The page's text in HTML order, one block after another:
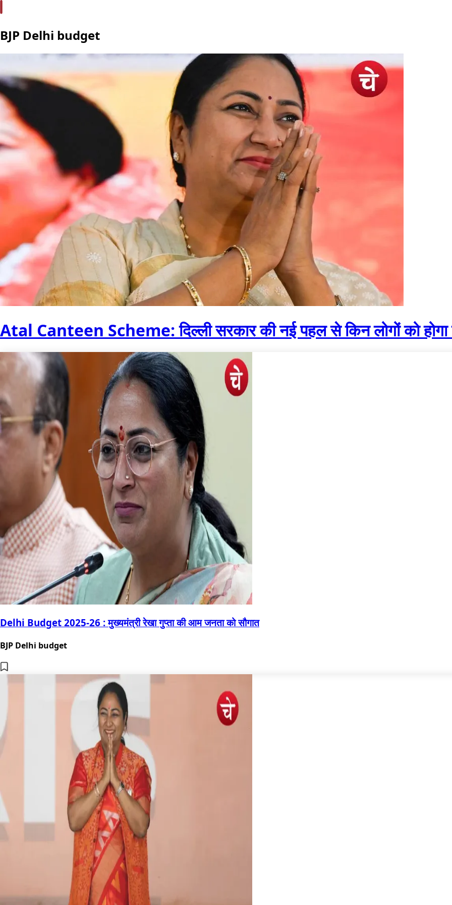
BJP Delhi budget
Atal Canteen Scheme: दिल्ली सरकार की नई पहल से किन लोगों को होगा
Delhi Budget 2025-26 : मुख्यमंत्री रेखा गुप्ता की आम जनता को सौगात
BJP Delhi budget